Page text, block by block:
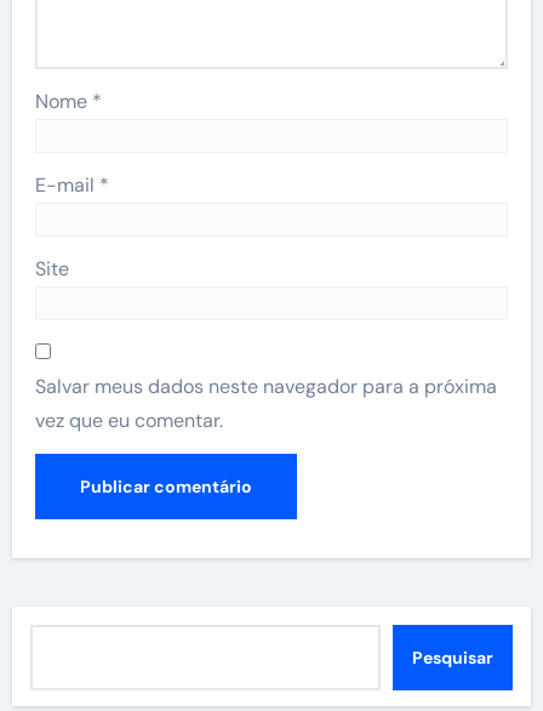
Nome *
E-mail *
Site
Salvar meus dados neste navegador para a próxima
vez que eu comentar.
Pesquisar